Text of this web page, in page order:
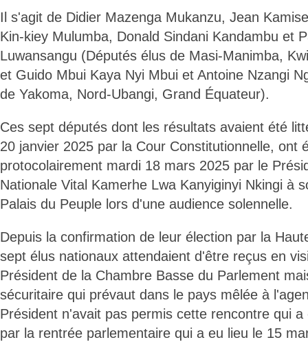
Il s'agit de Didier Mazenga Mukanzu, Jean
Kin-kiey Mulumba, Donald Sindani Kandambu et
Luwansangu (Députés élus de Masi-Manimba,
et Guido Mbui Kaya Nyi Mbui et Antoine Nzangi
de Yakoma, Nord-Ubangi, Grand Équateur).
Ces sept députés dont les résultats avaient été
20 janvier 2025 par la Cour Constitutionnelle, ont
protocolairement mardi 18 mars 2025 par le
Nationale Vital Kamerhe Lwa Kanyiginyi Nkingi à
Palais du Peuple lors d'une audience solennelle.
Depuis la confirmation de leur élection par la
sept élus nationaux attendaient d'être reçus en
Président de la Chambre Basse du Parlement
sécuritaire qui prévaut dans le pays mêlée à
Président n'avait pas permis cette rencontre qui
par la rentrée parlementaire qui a eu lieu le 15